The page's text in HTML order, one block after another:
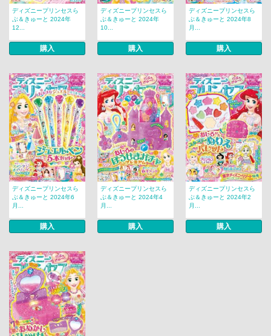
ディズニープリンセスら
ぶ＆きゅーと 2024年
12...
購入
ディズニープリンセスら
ぶ＆きゅーと 2024年
10...
購入
ディズニープリンセスら
ぶ＆きゅーと 2024年8
月...
購入
ディズニープリンセスら
ぶ＆きゅーと 2024年6
月...
購入
ディズニープリンセスら
ぶ＆きゅーと 2024年4
月...
購入
ディズニープリンセスら
ぶ＆きゅーと 2024年2
月...
購入